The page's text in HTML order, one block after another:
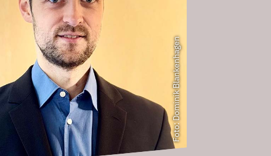
Foto: Dominik Blankenhagen